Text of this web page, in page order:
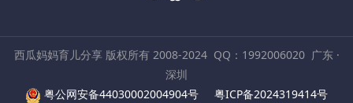
西瓜妈妈育儿分享 版权所有 2008-2024 QQ：1992006020 广东 ·
深圳
粤公网安备44030002004904号
粤ICP备2024319414号